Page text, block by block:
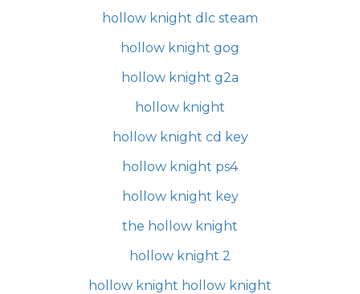
hollow knight dlc steam
hollow knight gog
hollow knight g2a
hollow knight
hollow knight cd key
hollow knight ps4
hollow knight key
the hollow knight
hollow knight 2
hollow knight hollow knight